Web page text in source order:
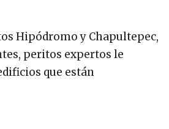
Hipódromo y Chapultepec,
peritos expertos le
que están